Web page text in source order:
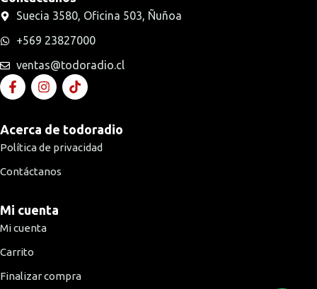
Suecia 3580, Oficina 503, Ñuñoa
+569 23827000
ventas@todoradio.cl
Acerca de todoradio
Política de privacidad
Contáctanos
Mi cuenta
Mi cuenta
Carrito
Finalizar compra